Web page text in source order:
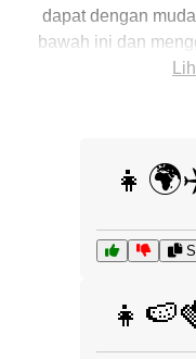
dapat dengan
bawah ini dan
untuk
baru dalam